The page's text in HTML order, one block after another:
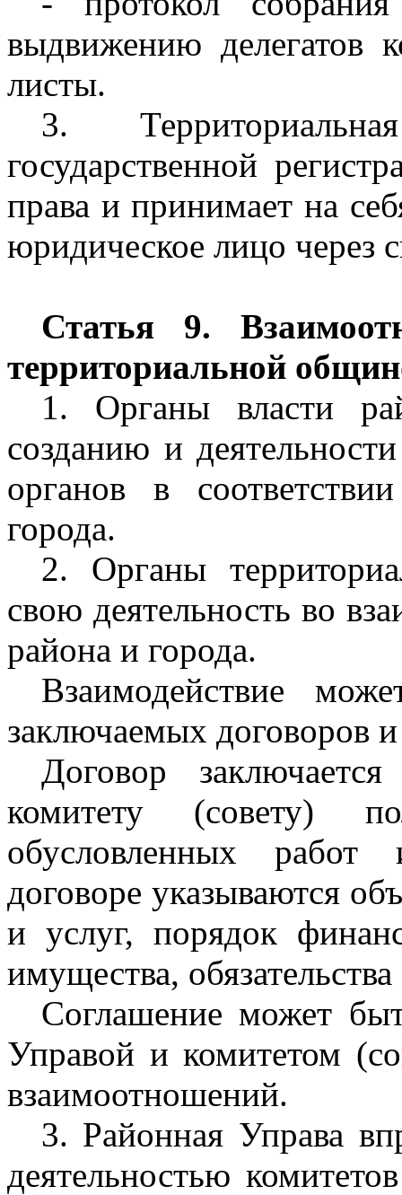
выдвижению делегатов
листы.
3.
государственной
права и принимает на
юридическое лицо через
Статья 9.
территориальной
1. Органы власти
созданию и
органов в
города.
2. Органы
свою деятельность во
района и города.
Взаимодействие
заключаемых договоров
Договор
комитету (совету)
обусловленных
договоре указываются
и услуг, порядок
имущества,
Соглашение может
Управой и комитетом
взаимоотношений.
3. Районная Управа
деятельностью